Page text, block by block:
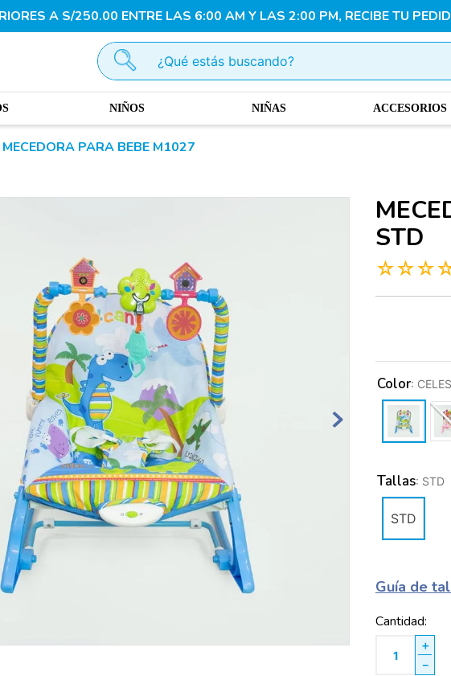
A S/250.00 ENTRE LAS 6:00 AM Y LAS 2:00 PM, RECIBE TU
¿Qué estás buscando?
NIÑOS NIÑAS ACCESORIOS
MECEDORA PARA BEBE M1027
STD
☆☆☆
Tallas: STD
STD
Color:
Guía de
Cantidad
＋
－